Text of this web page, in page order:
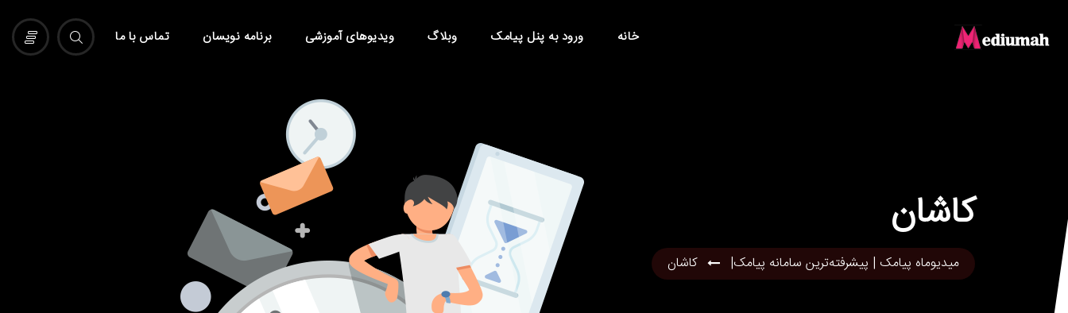
خانه ورود به پنل پیامک وبلاگ ویدیوهای آموزشی برنامه نویسان تماس با ما
کاشان
میدیوماه پیامک | پیشرفته‌ترین سامانه پیامک| کاشان